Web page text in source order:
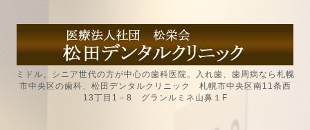
ミドル、シニア世代の方が中心の歯科医院。入れ歯、歯周病なら札幌
市中央区の歯科、松田デンタルクリニック 札幌市中央区南11条西
13丁目1－8 グランルミネ山鼻１F